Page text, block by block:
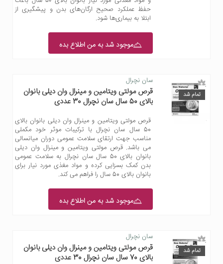
حفظ عملکرد صحیح ارگان‌های بدن و پیشگیری از
ابتلا به بیماری‌ها شود.
موجود شد به من اطلاع بده
تمام شد
سان نچرال
قرص مولتی ویتامین و مینرال وان دیلی بانوان
بالای 50 سال سان نچرال 30 عددی
قرص مولتی ویتامین و مینرال وان دیلی بانوان بالای
50 سال سان نچرال با ترکیبات موثر خود مکملی
مناسب جهت ارتقای سلامت عمومی دوران میانسالی
می باشد. قرص مولتی ویتامین و مینرال وان دیلی
بانوان بالای 50 سال سان نچرال به سلامت عمومی
بدن کمک بسزایی کرده و مواد مغذی مورد نیار برای
بانوان بالای 50 سال را فراهم می کند.
موجود شد به من اطلاع بده
تمام شد
سان نچرال
قرص مولتی ویتامین و مینرال وان دیلی بانوان
بالای 70 سال سان نچرال 30 عددی